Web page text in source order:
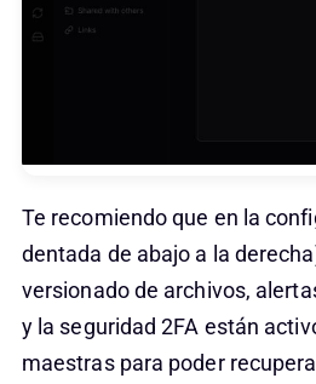
Te recomiendo que en la
dentada de abajo a la
versionado de archivos,
y la seguridad 2FA están
maestras para poder